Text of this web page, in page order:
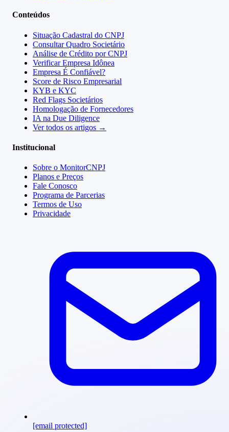
Conteúdos
Situação Cadastral do CNPJ
Consultar Quadro Societário
Análise de Crédito por CNPJ
Verificar Empresa Idônea
Empresa É Confiável?
Score de Risco Empresarial
KYB e KYC
Red Flags Societários
Homologação de Fornecedores
IA na Due Diligence
Ver todos os artigos →
Institucional
Sobre o MonitorCNPJ
Planos e Preços
Fale Conosco
Programa de Parcerias
Termos de Uso
Privacidade
[email protected]